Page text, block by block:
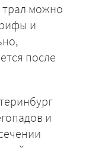
трал можно
и
после
и